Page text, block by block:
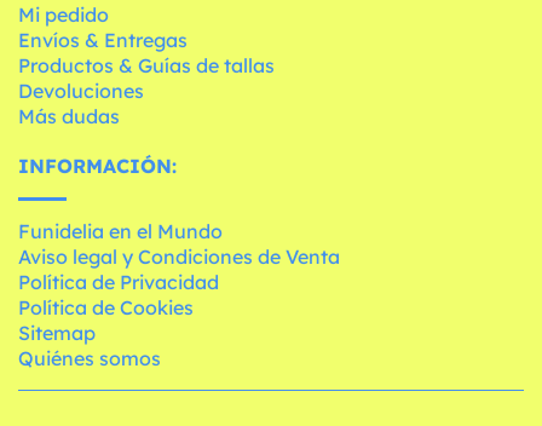
Mi pedido
Envíos & Entregas
Productos & Guías de tallas
Devoluciones
Más dudas
INFORMACIÓN:
Funidelia en el Mundo
Aviso legal y Condiciones de Venta
Política de Privacidad
Política de Cookies
Sitemap
Quiénes somos